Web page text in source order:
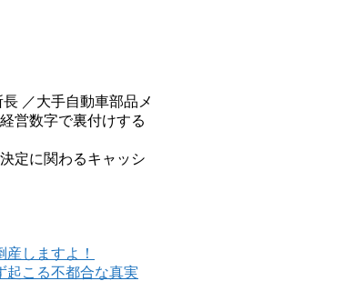
／大手自動車部品メ
営数字で裏付けする
定に関わるキャッシ
しますよ！
起こる不都合な真実